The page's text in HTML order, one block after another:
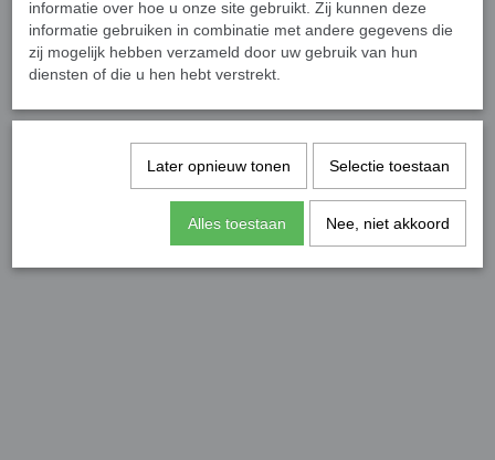
informatie over hoe u onze site gebruikt. Zij kunnen deze
informatie gebruiken in combinatie met andere gegevens die
zij mogelijk hebben verzameld door uw gebruik van hun
diensten of die u hen hebt verstrekt.
Later opnieuw tonen Selectie toestaan
Alles toestaan Nee, niet akkoord